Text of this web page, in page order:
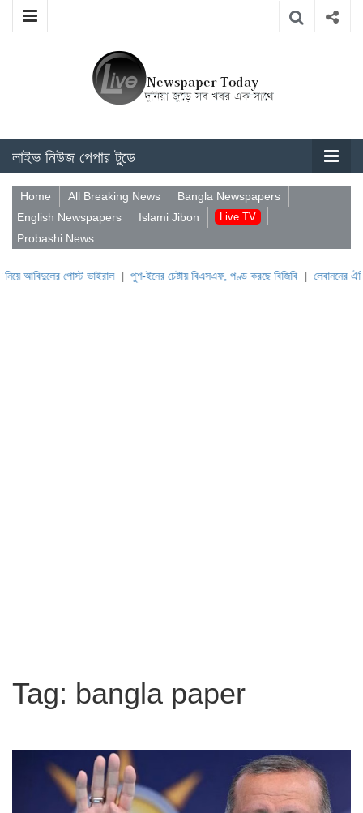
লাইভ নিউজ পেপার টুডে
Home All Breaking News
Bangla Newspapers
English Newspapers
Islami Jibon Live TV
Probashi News
পোস্ট ভাইরাল|পুশ-ইনের চেষ্টায় বিএসএফ, পণ্ড করছে বিজিবি|লেবাননের ঐতিহাসিক
Tag: bangla paper